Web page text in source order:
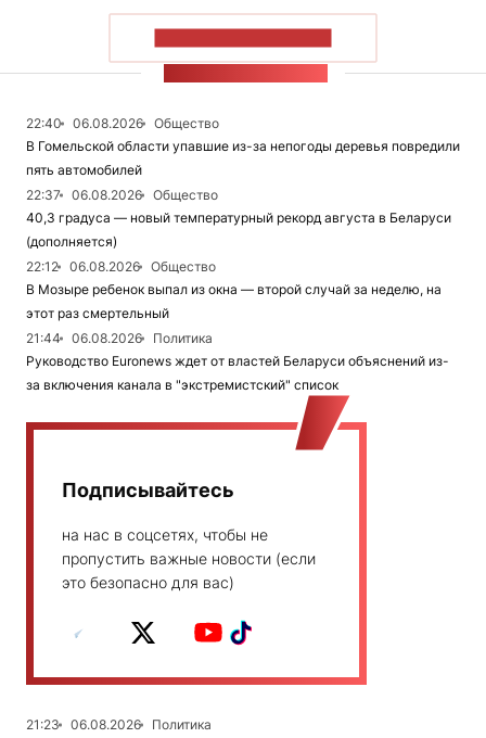
22:40 06.08.2026
Общество
В Гомельской области упавшие из-за непогоды деревья повредили
пять автомобилей
22:37
06.08.2026
Общество
40,3 градуса — новый температурный рекорд августа в Беларуси
(дополняется)
22:12
06.08.2026
Общество
В Мозыре ребенок выпал из окна — второй случай за неделю, на
этот раз смертельный
21:44
06.08.2026
Политика
Руководство Euronews ждет от властей Беларуси объяснений из-
за включения канала в "экстремистский" список
Подписывайтесь
на нас в соцсетях, чтобы не
пропустить важные новости (если
это безопасно для вас)
21:23 06.08.2026
Политика